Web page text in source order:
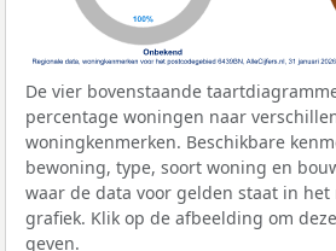
De vier bovenstaande
percentage woningen naar
woningkenmerken. Beschikbare
bewoning, type, soort woning en
waar de data voor gelden staat in
grafiek. Klik op de afbeelding om
geven.